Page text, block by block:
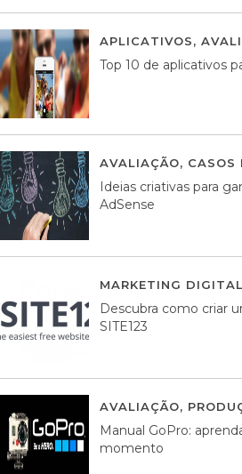
APLICATIVOS,
Top 10 de aplicativos
AVALIAÇÃO, CASOS
Ideias criativas para
AdSense
MARKETING DIGITAL
Descubra como criar
SITE123
AVALIAÇÃO,
Manual GoPro:
momento